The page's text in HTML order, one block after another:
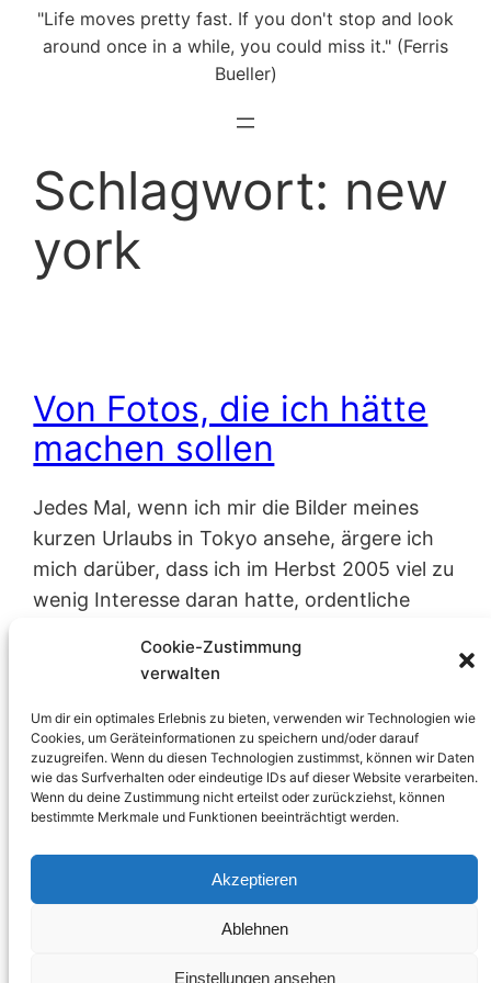
Cookie-Zustimmung
verwalten
Um dir ein optimales Erlebnis zu bieten, verwenden wir Technologien wie
Cookies, um Geräteinformationen zu speichern und/oder darauf
zuzugreifen. Wenn du diesen Technologien zustimmst, können wir Daten
wie das Surfverhalten oder eindeutige IDs auf dieser Website verarbeiten.
Wenn du deine Zustimmung nicht erteilst oder zurückziehst, können
bestimmte Merkmale und Funktionen beeinträchtigt werden.
Akzeptieren
Ablehnen
Einstellungen ansehen
"Life moves pretty fast. If you don't stop and look
around once in a while, you could miss it." (Ferris
Bueller)
Schlagwort: new
york
Von Fotos, die ich hätte
machen sollen
Jedes Mal, wenn ich mir die Bilder meines
kurzen Urlaubs in Tokyo ansehe, ärgere ich
mich darüber, dass ich im Herbst 2005 viel zu
wenig Interesse daran hatte, ordentliche
stattdessen an Funktionsweise der
rudimentär interessiert zu sein, dass ich
wünschte, mir heute selbst…
Stephan 30. August 2013
Photographie
island, japan, new york, reise, tokyo, USA